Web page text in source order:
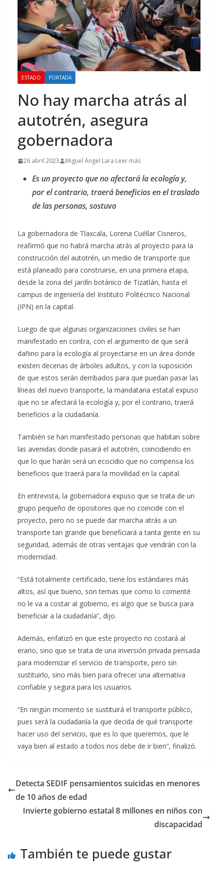
ESTADO PORTADA
No hay marcha atrás al
autotrén, asegura
gobernadora
26 abril 2023 Miguel Ángel Lara Leer más
Es un proyecto que no afectará la ecología y,
por el contrario, traerá beneficios en el traslado
de las personas, sostuvo
La gobernadora de Tlaxcala, Lorena Cuéllar Cisneros,
reafirmó que no habrá marcha atrás al proyecto para la
construcción del autotrén, un medio de transporte que
está planeado para construirse, en una primera etapa,
desde la zona del jardín botánico de Tizatlán, hasta el
campus de ingeniería del Instituto Politécnico Nacional
(IPN) en la capital.
Luego de que algunas organizaciones civiles se han
manifestado en contra, con el argumento de que será
dañino para la ecología al proyectarse en un área donde
existen decenas de árboles adultos, y con la suposición
de que estos serán derribados para que puedan pasar las
líneas del nuevo transporte, la mandataria estatal expuso
que no se afectará la ecología y, por el contrario, traerá
beneficios a la ciudadanía.
También se han manifestado personas que habitan sobre
las avenidas donde pasará el autotrén, coincidiendo en
que lo que harán será un ecocidio que no compensa los
beneficios que traerá para la movilidad en la capital.
En entrevista, la gobernadora expuso que se trata de un
grupo pequeño de opositores que no coincide con el
proyecto, pero no se puede dar marcha atrás a un
transporte tan grande que beneficiará a tanta gente en su
seguridad, además de otras ventajas que vendrán con la
modernidad.
“Está totalmente certificado, tiene los estándares más
altos, así que bueno, son temas que como lo comenté
no le va a costar al gobierno, es algo que se busca para
beneficiar a la ciudadanía”, dijo.
Además, enfatizó en que este proyecto no costará al
erario, sino que se trata de una inversión privada pensada
para modernizar el servicio de transporte, pero sin
sustituirlo, sino más bien para ofrecer una alternativa
confiable y segura para los usuarios.
“En ningún momento se sustituirá el transporte público,
pues será la ciudadanía la que decida de qué transporte
hacer uso del servicio, que es lo que queremos, que le
vaya bien al estado a todos nos debe de ir bien”, finalizó.
Detecta SEDIF pensamientos suicidas en menores
de 10 años de edad
Invierte gobierno estatal 8 millones en niños con
discapacidad
También te puede gustar